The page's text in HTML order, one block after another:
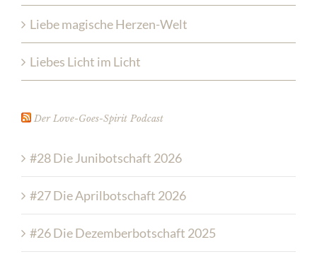
Liebe magische Herzen-Welt
Liebes Licht im Licht
Der Love-Goes-Spirit Podcast
#28 Die Junibotschaft 2026
#27 Die Aprilbotschaft 2026
#26 Die Dezemberbotschaft 2025